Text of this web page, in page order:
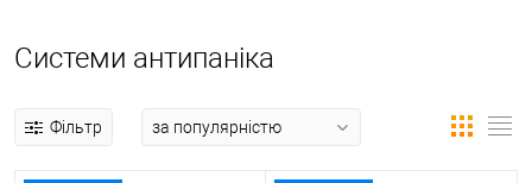
Системи антипаніка
Фільтр